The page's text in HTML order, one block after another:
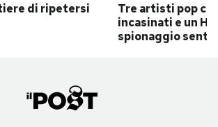
di ripetersi
Tre artisti pop
incasinati e un
spionaggio